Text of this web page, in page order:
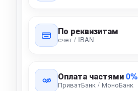
По реквизитам
счет / IBAN
Оплата частями0%
ПриватБанк / МоноБанк